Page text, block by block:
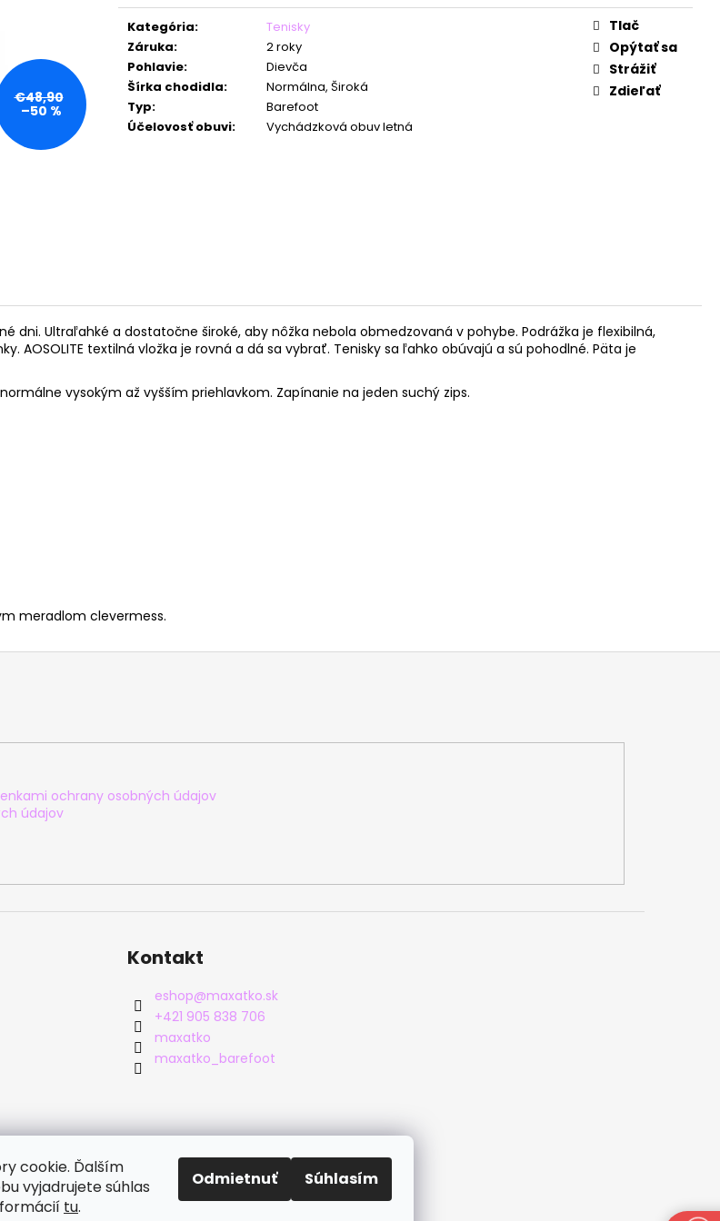
cookie. Ďalším
vyjadrujete súhlas
tu.
Odmietnuť Súhlasím
Jednotková
cena:
Kategória:
Tenisky
Záruka:
2 roky
Pohlavie:
Dievča
Šírka chodidla:
Normálna, Široká
Typ:
Barefoot
Účelovosť obuvi: Vychádzková obuv letná
Tlač
Opýtať sa
Strážiť
Zdieľať
€48,90
–50 %
dni. Ultraľahké a dostatočne široké, aby nôžka nebola obmedzovaná v pohybe. Podrážka je flexibilná,
textilná vložka je rovná a dá sa vybrať. Tenisky sa ľahko obúvajú a sú pohodlné. Päta je
vysokým až vyšším priehlavkom. Zapínanie na jeden suchý zips.
meradlom clevermess.
ochrany osobných údajov
údajov
Kontakt
eshop@maxatko.sk
+421 905 838 706
maxatko
maxatko_barefoot